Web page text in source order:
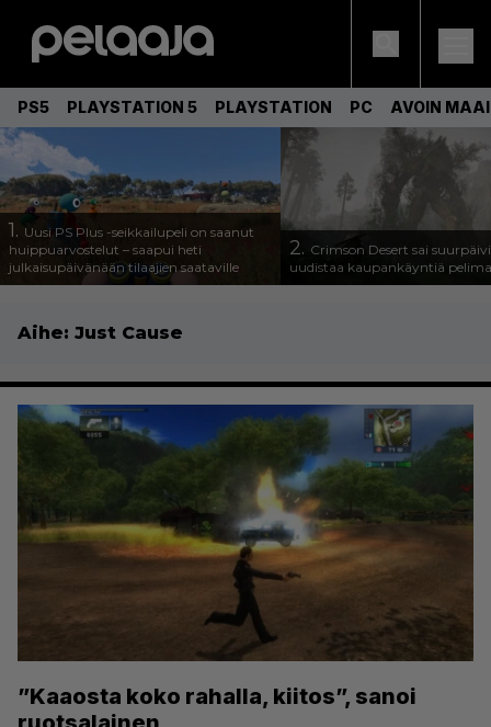
PS5 PLAYSTATION 5 PLAYSTATION PC AVOIN
1. Uusi PS Plus -seikkailupeli on saanut
huippuarvostelut – saapui heti
julkaisupäivänään tilaajien saataville
2. Crimson Desert sai
uudistaa kaupankäyntiä
Aihe: Just Cause
”Kaaosta koko rahalla, kiitos”, sanoi